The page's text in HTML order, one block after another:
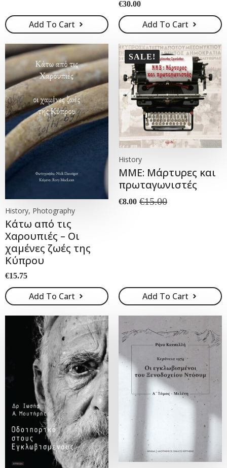
Add To Cart
€30.00
Add To Cart
History, Photography
Κάτω από τις
Χαρουπιές – Οι
χαμένες ζωές της
Κύπρου
€15.75
Add To Cart
SALE!
History
ΜΜΕ: Μάρτυρες και
πρωταγωνιστές
€15.00
Original
€8.00
Current
Add To Cart